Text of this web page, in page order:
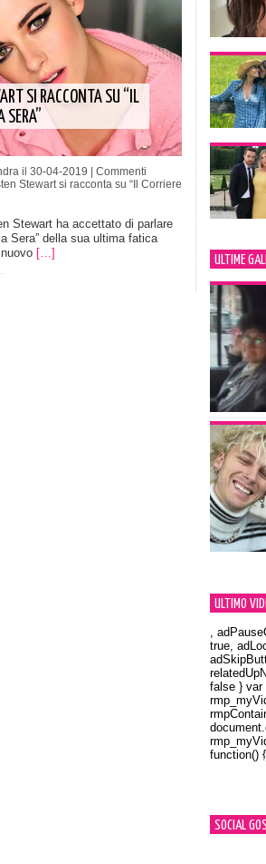
SI RACCONTA SU “IL
SERA”
il 30-04-2019 | Commenti
Stewart si racconta su “Il Corriere
Stewart ha accettato di parlare
Sera” della sua ultima fatica
[…]
ULTIME
ULTIMO
,
true,
false } var
function()
SOCIAL